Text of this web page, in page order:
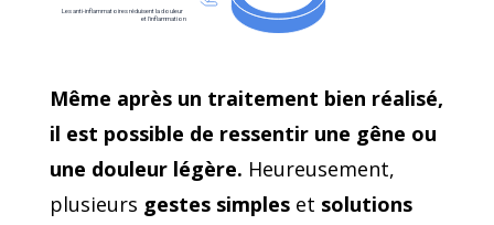
Les anti-inflammatoires réduisent la douleur
et l'inflammation
Même après un traitement bien réalisé,
il est possible de ressentir une gêne ou
une douleur légère. Heureusement,
plusieurs gestes simpleset solutions